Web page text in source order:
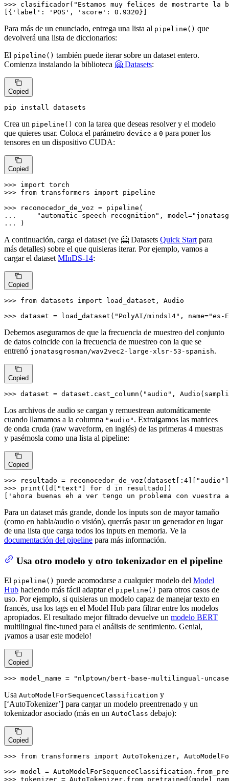
>>> clasificador( "Estamos muy felices de mostrarte la
[{ 'label' : 'POS' , 'score' : 0.9320 }]
Para más de un enunciado, entrega una lista al pipeline() que
devolverá una lista de diccionarios:
El pipeline() también puede iterar sobre un dataset entero.
Comienza instalando la biblioteca 🤗 Datasets:
Copied
pip install datasets
Crea un pipeline() con la tarea que deseas resolver y el modelo
que quieres usar. Coloca el parámetro device a 0 para poner los
tensores en un dispositivo CUDA:
Copied
>>> import
>>> from transformers import pipeline
>>>
...
"automatic-speech-recognition" , model=
...
)
A continuación, carga el dataset (ve 🤗 Datasets Quick Start para
más detalles) sobre el que quisieras iterar. Por ejemplo, vamos a
cargar el dataset MInDS-14:
Copied
>>> from datasets import load_dataset, Audio
>>> dataset = load_dataset( "PolyAI/minds14" , name="es-
Debemos asegurarnos de que la frecuencia de muestreo del conjunto
de datos coincide con la frecuencia de muestreo con la que se
entrenó jonatasgrosman/wav2vec2-large-xlsr-53-spanish.
Copied
>>> dataset = dataset.cast_column( "audio" ,
Los archivos de audio se cargan y remuestrean automáticamente
cuando llamamos a la columna "audio" . Extraigamos las matrices
de onda cruda (raw waveform, en inglés) de las primeras 4 muestras
y pasémosla como una lista al pipeline:
Copied
>>> resultado = reconocedor_de_voz(dataset[: 4
"audio"
>>> print ([d[ "text" for d in resultado])
'ahora buenas eh a ver tengo un problema con
Para un dataset más grande, donde los inputs son de mayor tamaño
(como en habla/audio o visión), querrás pasar un generador en lugar
de una lista que carga todos los inputs en memoria. Ve la
documentación del pipeline para más información.
Usa otro modelo y otro tokenizador en el pipeline
El pipeline() puede acomodarse a cualquier modelo del Model
Hub haciendo más fácil adaptar el pipeline() para otros casos de
uso. Por ejemplo, si quisieras un modelo capaz de manejar texto en
francés, usa los tags en el Model Hub para filtrar entre los modelos
apropiados. El resultado mejor filtrado devuelve un modelo BERT
multilingual fine-tuned para el análisis de sentimiento. Genial,
¡vamos a usar este modelo!
Copied
>>> model_name = "nlptown/bert-base-multilingual-
Usa AutoModelForSequenceClassification y
[‘AutoTokenizer’] para cargar un modelo preentrenado y un
tokenizador asociado (más en un AutoClass debajo):
Copied
>>> from transformers import AutoTokenizer,
>>>
>>> tokenizer =